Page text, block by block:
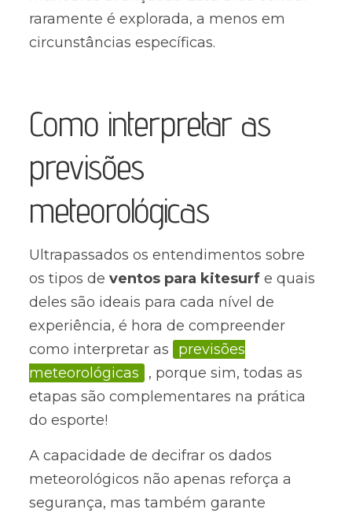
raramente é explorada, a menos em
circunstâncias específicas.
Como interpretar as
previsões
meteorológicas
Ultrapassados os entendimentos sobre
os tipos de ventos para kitesurfe quais
deles são ideais para cada nível de
experiência, é hora de compreender
como interpretar as
previsões
meteorológicas
, porque sim, todas as
etapas são complementares na prática
do esporte!
A capacidade de decifrar os dados
meteorológicos não apenas reforça a
segurança, mas também garante